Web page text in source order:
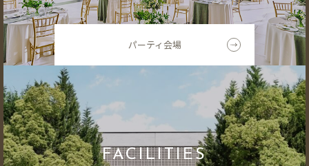
パーティ会場
FACILITIES